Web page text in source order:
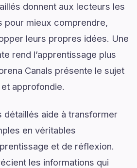
donnent aux lecteurs les
pour mieux comprendre,
leurs propres idées. Une
rend l’apprentissage plus
Canals présente le sujet
approfondie.
détaillés aide à transformer
en véritables
et de réflexion.
les informations qui